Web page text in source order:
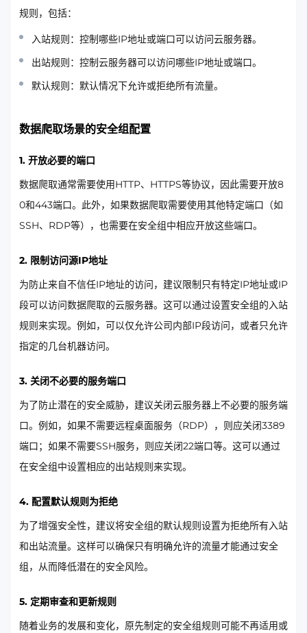
规则，包括：
入站规则：控制哪些IP地址或端口可以访问云服务器。
出站规则：控制云服务器可以访问哪些IP地址或端口。
默认规则：默认情况下允许或拒绝所有流量。
数据爬取场景的安全组配置
1. 开放必要的端口
数据爬取通常需要使用HTTP、HTTPS等协议，因此需要开放8
0和443端口。此外，如果数据爬取需要使用其他特定端口（如
SSH、RDP等），也需要在安全组中相应开放这些端口。
2. 限制访问源IP地址
为防止来自不信任IP地址的访问，建议限制只有特定IP地址或IP
段可以访问数据爬取的云服务器。这可以通过设置安全组的入站
规则来实现。例如，可以仅允许公司内部IP段访问，或者只允许
指定的几台机器访问。
3. 关闭不必要的服务端口
为了防止潜在的安全威胁，建议关闭云服务器上不必要的服务端
口。例如，如果不需要远程桌面服务（RDP），则应关闭3389
端口；如果不需要SSH服务，则应关闭22端口等。这可以通过
在安全组中设置相应的出站规则来实现。
4. 配置默认规则为拒绝
为了增强安全性，建议将安全组的默认规则设置为拒绝所有入站
和出站流量。这样可以确保只有明确允许的流量才能通过安全
组，从而降低潜在的安全风险。
5. 定期审查和更新规则
随着业务的发展和变化，原先制定的安全组规则可能不再适用或